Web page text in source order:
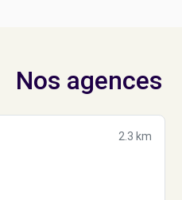
Nos agences
2.3 km